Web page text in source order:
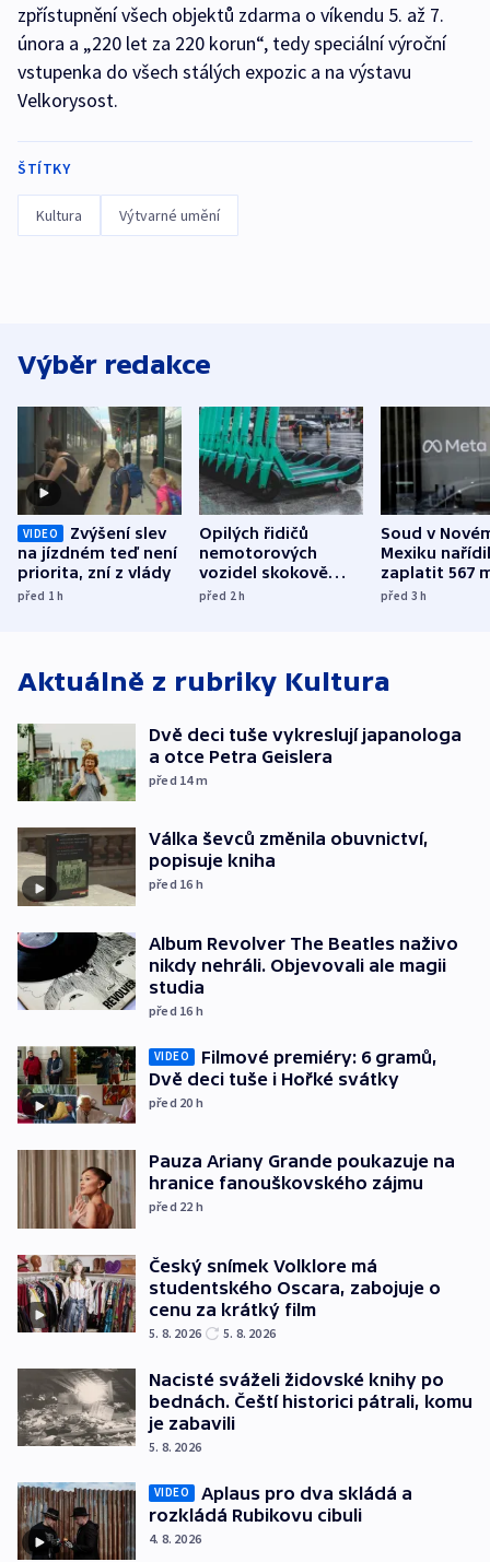
zpřístupnění všech objektů zdarma o víkendu 5. až 7.
února a „220 let za 220 korun“, tedy speciální výroční
vstupenka do všech stálých expozic a na výstavu
Velkorysost.
ŠTÍTKY
Kultura Výtvarné umění
Výběr redakce
VIDEO
Zvýšení slev
na jízdném teď není
priorita, zní z vlády
před 1h
Opilých řidičů
nemotorových
vozidel skokově
přibylo, nejvíc ve
před 2h
Soud v
Mexiku
zaplatit 567
dolarů kvůli
před 3h
Aktuálně z rubriky Kultura
Dvě deci tuše vykreslují japanologa
a otce Petra Geislera
před 14m
Válka ševců změnila obuvnictví,
popisuje kniha
před 16 h
Album Revolver The Beatles naživo
nikdy nehráli. Objevovali ale magii
studia
před 16 h
VIDEO
Filmové premiéry: 6 gramů,
Dvě deci tuše i Hořké svátky
před 20 h
Pauza Ariany Grande poukazuje na
hranice fanouškovského zájmu
před 22 h
Český snímek Volklore má
studentského Oscara, zabojuje o
cenu za krátký film
5. 8. 2026 5. 8. 2026
Nacisté sváželi židovské knihy po
bednách. Čeští historici pátrali, komu
je zabavili
5. 8. 2026
VIDEO
Aplaus pro dva skládá a
rozkládá Rubikovu cibuli
4. 8. 2026